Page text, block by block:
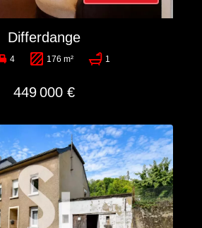
Differdange
4 176 m² 1
449 000 €